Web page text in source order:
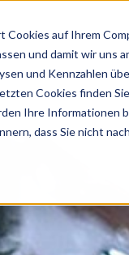
Cookies auf Ihrem
und damit wir uns
und Kennzahlen
Cookies finden
Ihre Informationen
dass Sie nicht
NEWS TEAMS